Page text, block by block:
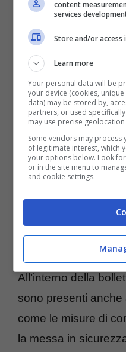
Leggi anche:
contro il tempo
Oneri impropri
All’interno della
sono presenti anche
come le misure di
la messa in
content
services
Store and/or
Learn more
Your personal data will be
your device (cookies,
data) may be stored by,
partners, or used
may use precise
Some vendors may
of legitimate interest, which
your options below. Look
or in the site menu to
and cookie settings.